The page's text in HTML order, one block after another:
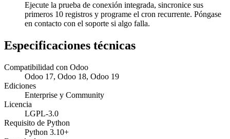
Ejecute la prueba de conexión integrada, sincronice sus
primeros 10 registros y programe el cron recurrente. Póngase
en contacto con el soporte si algo falla.
Especificaciones técnicas
Compatibilidad con Odoo
Odoo 17, Odoo 18, Odoo 19
Ediciones
Enterprise y Community
Licencia
LGPL-3.0
Requisito de Python
Python 3.10+